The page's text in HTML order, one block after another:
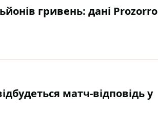
гривень: дані Prozorro
матч-відповідь у